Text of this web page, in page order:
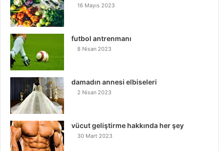
16 Mayıs 2023
futbol antrenmanı
8 Nisan 2023
damadın annesi elbiseleri
2 Nisan 2023
vücut geliştirme hakkında her şey
30 Mart 2023